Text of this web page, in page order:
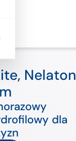
Nelaton
dla